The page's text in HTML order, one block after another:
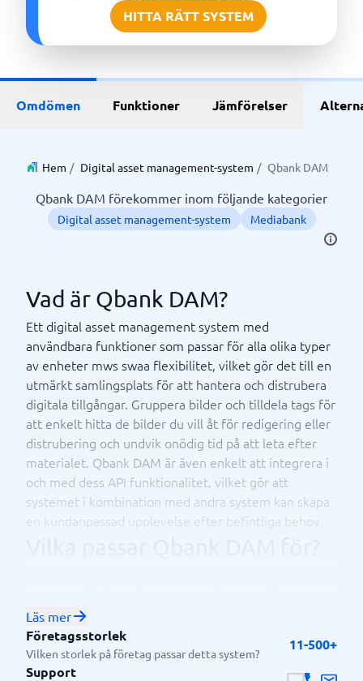
HITTA RÄTT SYSTEM
Omdömen Funktioner Jämförelser
Hem / Digital asset management-system / Qbank DAM
Qbank DAM förekommer inom följande kategorier
Digital asset management-system Mediabank
Vad är Qbank DAM?
Ett digital asset management system med
användbara funktioner som passar för alla olika typer
av enheter mws swaa flexibilitet, vilket gör det till en
utmärkt samlingsplats för att hantera och distrubera
digitala tillgångar. Gruppera bilder och tilldela tags för
att enkelt hitta de bilder du vill åt för redigering eller
distrubering och undvik onödig tid på att leta efter
materialet. Qbank DAM är även enkelt att integrera i
och med dess API funktionalitet, vilket gör att
systemet i kombination med andra system kan skapa
en kundanpassad upplevelse efter befintliga behov.
Används för att strukturera upp i mediaarkivet och
skapa en smidig hantering av mediafilerna.
Läs mer
Företagsstorlek
Vilken storlek på företag passar detta system?
11-500+
Support